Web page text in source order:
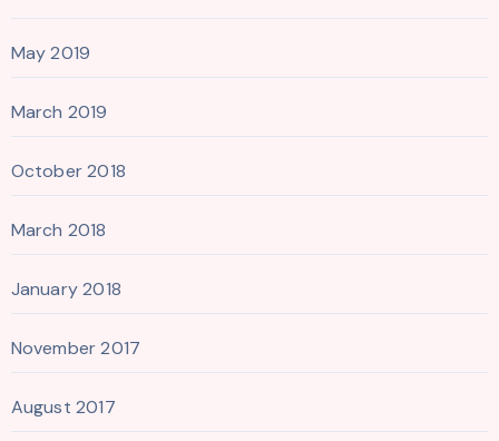
May 2019
March 2019
October 2018
March 2018
January 2018
November 2017
August 2017